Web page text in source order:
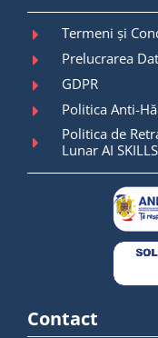
Termeni și
Prelucrarea
GDPR
Politica Anti-
Politica de
Lunar AI SKILLS
Contact